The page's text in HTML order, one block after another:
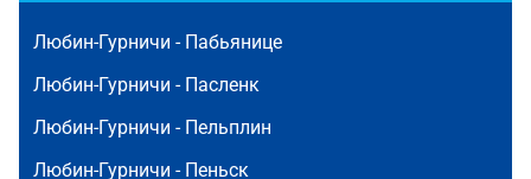
Любин-Гурничи - Пабьянице
Любин-Гурничи - Пасленк
Любин-Гурничи - Пельплин
Любин-Гурничи - Пеньск